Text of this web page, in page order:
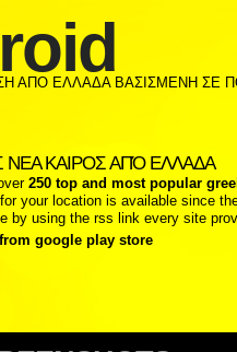
ΑΠΟ ΕΛΛΑΔΑ ΒΑΣΙΣΜΕΝΗ ΣΕ
ΝΕΑ ΚΑΙΡΟΣ ΑΠΌ ΕΛΛΑΔΑ
250 top and most popular
your location is available since
by using the rss link every site
google play store